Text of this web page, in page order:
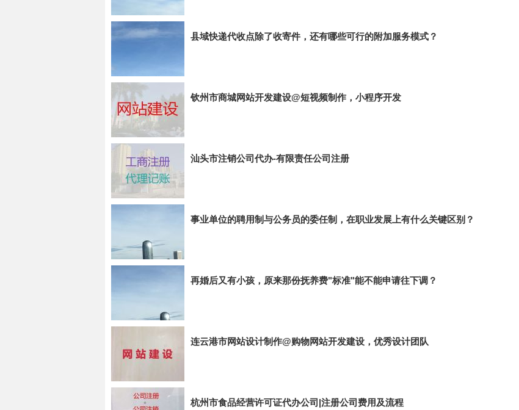
县域快递代收点除了收寄件，还有哪些可行的附加服务模式？
钦州市商城网站开发建设@短视频制作，小程序开发
汕头市注销公司代办-有限责任公司注册
事业单位的聘用制与公务员的委任制，在职业发展上有什么关键区别？
再婚后又有小孩，原来那份抚养费"标准"能不能申请往下调？
连云港市网站设计制作@购物网站开发建设，优秀设计团队
杭州市食品经营许可证代办公司|注册公司费用及流程